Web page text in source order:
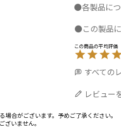
●各製品に
●この製品
すべての
レビュー
合がございます。予めご了承ください。
いません。